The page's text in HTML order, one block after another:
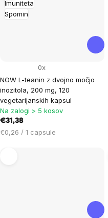
Imuniteta
Spomin
NOW L-teanin z dvojno močjo
inozitola, 200 mg, 120
vegetarijanskih kapsul
0x
Na zalogi > 5 kosov
€31,38
Cena
€0,26 / 1 capsule